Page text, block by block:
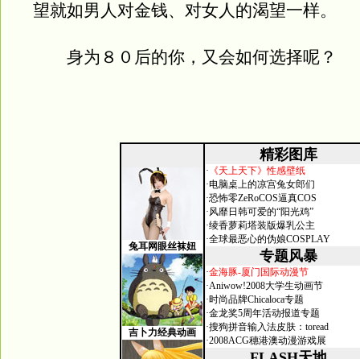
望就如男人对金钱、对女人的渴望一样。
身为８０后的你，又会如何选择呢？